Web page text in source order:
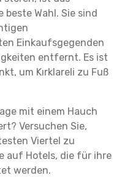
beste Wahl. Sie sind
Einkaufsgegenden
entfernt. Es ist
um Kırklareli zu Fuß
mit einem Hauch
Versuchen Sie,
Viertel zu
auf Hotels, die für ihre
werden.